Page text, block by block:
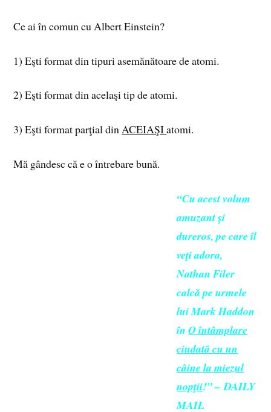
Ce ai în comun cu Albert Einstein?
1) Eşti format din tipuri asemănătoare de atomi.
2) Eşti format din acelaşi tip de atomi.
3) Eşti format parţial dinACEIAŞIatomi.
Mă gândesc că e o întrebare bună.
“Cu acest volum
amuzant şi
dureros, pe care îl
veţi adora,
Nathan Filer
calcă pe urmele
lui Mark Haddon
înO întâmplare
ciudată cu un
câine la miezul
nopţii!” – DAILY
MAIL